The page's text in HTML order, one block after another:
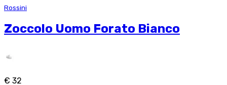
Rossini
Zoccolo Uomo Forato Bianco
€ 32